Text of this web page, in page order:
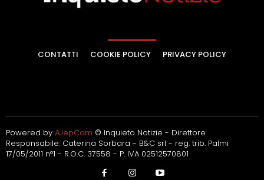
CONTATTI COOKIE POLICY PRIVACY POLICY
Powered by AJepCom © Inquieto Notizie - Direttore
Responsabile: Caterina Sorbara - B&C srl - reg. trib. Palmi
17/05/2011 n°1 - R.O.C. 37558 - P. IVA 02512570801